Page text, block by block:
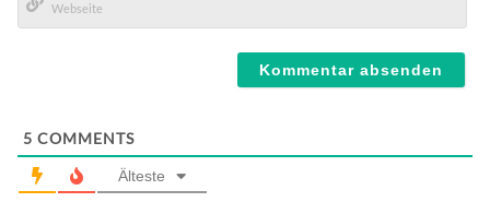
Mail*
5 COMMENTS
Älteste